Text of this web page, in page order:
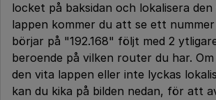
locket på baksidan och lokalisera
lappen kommer du att se ett
börjar på "192.168" följt med 2
beroende på vilken router du har.
den vita lappen eller inte lyckas
kan du kika på bilden nedan, för att